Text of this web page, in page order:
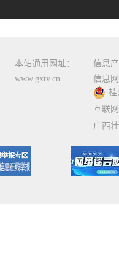
本站通用网址：
www.gxtv.cn
信息
信息
桂
互联
广西